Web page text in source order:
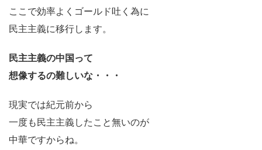
ここで効率よくゴールド吐く為に
民主主義に移行します。
民主主義の中国って
想像するの難しいな・・・
現実では紀元前から
一度も民主主義したこと無いのが
中華ですからね。